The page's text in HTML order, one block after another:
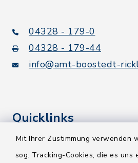
Mit Ihrer Zustimmung verwenden
sog. Tracking-Cookies, die es uns
04328 - 179-0
04328 - 179-44
info@amt-boostedt-
Quicklinks
Kreis Segeberg